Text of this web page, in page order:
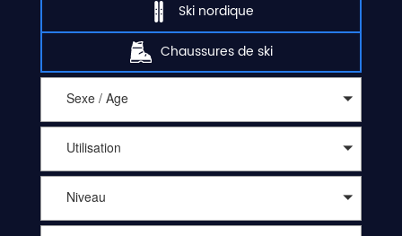
Ski nordique
Chaussures de ski
Sexe / Age
Utilisation
Niveau